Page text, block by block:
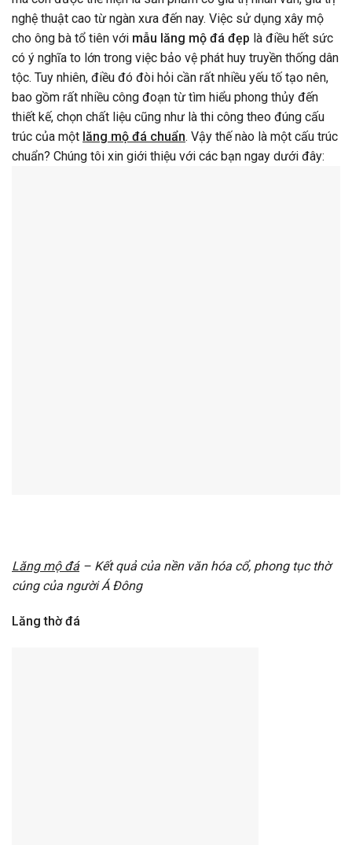
nghệ thuật cao từ ngàn xưa đến nay. Việc sử dụng xây mộ
cho ông bà tổ tiên với mẫu lăng mộ đá đẹp là điều hết sức
có ý nghĩa to lớn trong việc bảo vệ phát huy truyền thống dân
tộc. Tuy nhiên, điều đó đòi hỏi cần rất nhiều yếu tố tạo nên,
bao gồm rất nhiều công đoạn từ tìm hiểu phong thủy đến
thiết kế, chọn chất liệu cũng như là thi công theo đúng cấu
trúc của một lăng mộ đá chuẩn. Vậy thế nào là một cấu trúc
chuẩn? Chúng tôi xin giới thiệu với các bạn ngay dưới đây:
Lăng mộ đá– Kết quả của nền văn hóa cổ, phong tục thờ
cúng của người Á Đông
Lăng thờ đá